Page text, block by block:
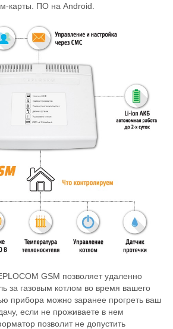
карты. ПО на Android.
GSM позволяет удаленно
за газовым котлом во время вашего
прибора можно заранее прогреть ваш
если не проживаете в нем
позволит не допустить